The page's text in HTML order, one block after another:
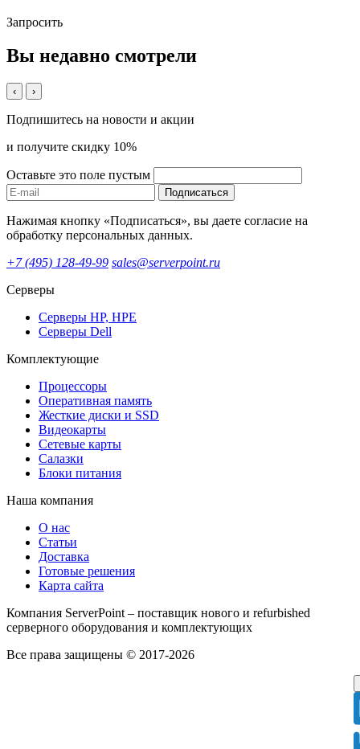
Запросить
Вы недавно смотрели
‹ ›
Подпишитесь на новости и акции
и получите скидку 10%
Оставьте это поле пустым
Подписаться
Нажимая кнопку «Подписаться», вы даете согласие на
обработку персональных данных.
+7 (495) 128-49-99 sales@serverpoint.ru
Серверы
Серверы HP, HPE
Серверы Dell
Комплектующие
Процессоры
Оперативная память
Жесткие диски и SSD
Видеокарты
Сетевые карты
Салазки
Блоки питания
Наша компания
О нас
Статьи
Доставка
Готовые решения
Карта сайта
Компания ServerPoint – поставщик нового и refurbished
серверного оборудования и комплектующих
Все права защищены © 2017-2026